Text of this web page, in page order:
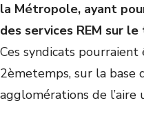
la Métropole, ayant
des services REM sur
Ces syndicats
2èmetemps, sur la base
agglomérations de